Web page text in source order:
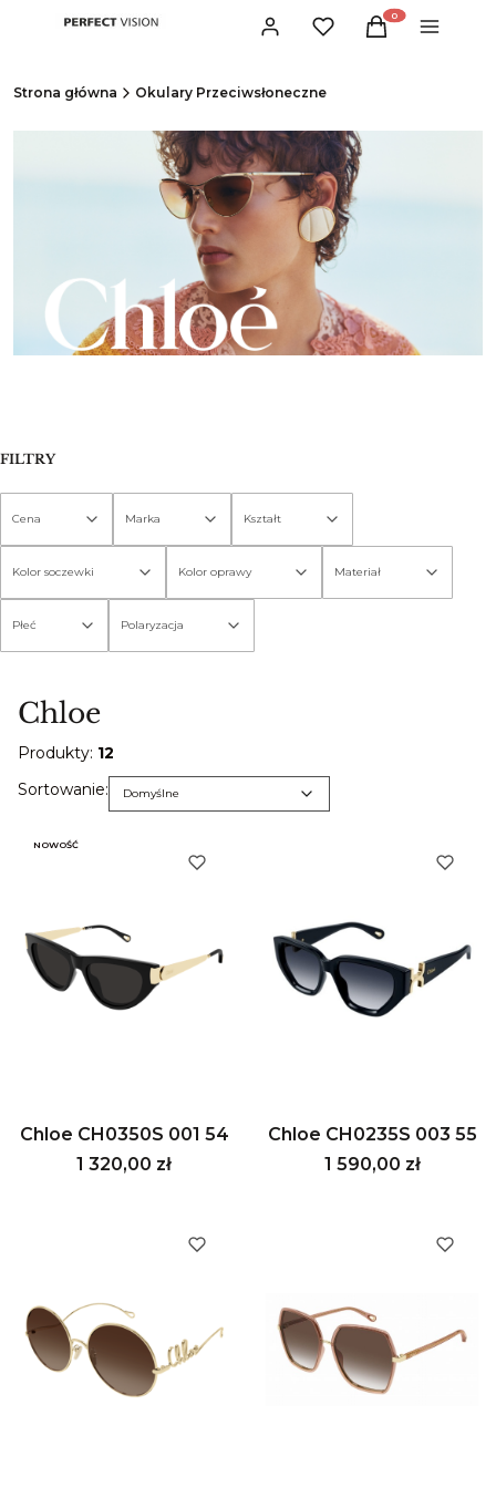
Zaloguj sięUlubione Produkty w
Koszyk Menu
Strona główna Okulary Przeciwsłoneczne
FILTRY
Cena Marka Kształt
Kolor soczewki Kolor oprawy Materiał
Płeć Polaryzacja
Chloe
Produkty: 12
Lista produktów
Sortowanie: Domyślne
Domyślne
NOWOŚĆ
Chloe CH0350S 001 54
Cena
1 320,00 zł
Chloe CH0235S 003 55
Cena
1 590,00 zł